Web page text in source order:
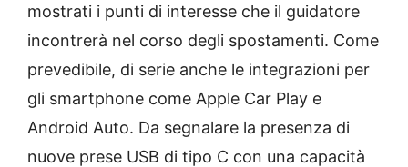
mostrati i punti di interesse che il guidatore
incontrerà nel corso degli spostamenti. Come
prevedibile, di serie anche le integrazioni per
gli smartphone come Apple Car Play e
Android Auto. Da segnalare la presenza di
nuove prese USB di tipo C con una capacità